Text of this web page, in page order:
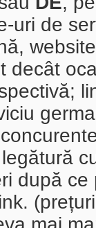
uri de
decât
după ce